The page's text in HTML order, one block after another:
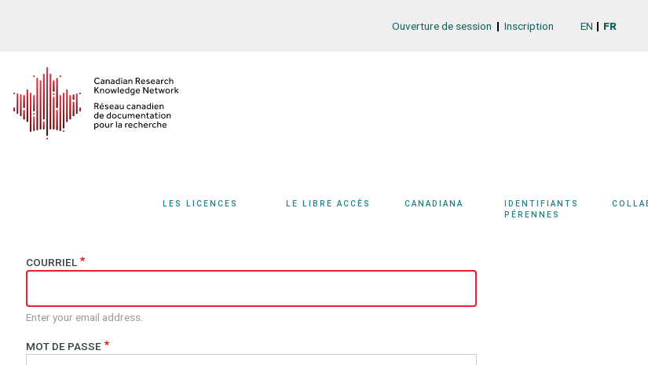
principal
EN FR
Ouverture de session Inscription
LES LICENCES LE LIBRE ACCÈS CANADIANA
IDENTIFIANTS
PÉRENNES
COURRIEL
Enter your email address.
MOT DE PASSE